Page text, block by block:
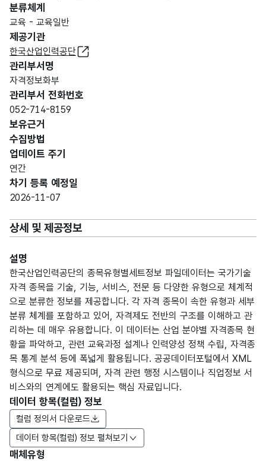
분류체계
교육 - 교육일반
제공기관
한국산업인력공단
관리부서명
자격정보화부
관리부서 전화번호
052-714-8159
보유근거
수집방법
업데이트 주기
연간
차기 등록 예정일
2026-11-07
상세 및 제공정보
설명
한국산업인력공단의 종목유형별세트정보 파일데이터는 국가기술
자격 종목을 기술, 기능, 서비스, 전문 등 다양한 유형으로 체계적
으로 분류한 정보를 제공합니다. 각 자격 종목이 속한 유형과 세부
분류 체계를 포함하고 있어, 자격제도 전반의 구조를 이해하고 관
리하는 데 매우 유용합니다. 이 데이터는 산업 분야별 자격종목 현
황을 파악하고, 관련 교육과정 설계나 인력양성 정책 수립, 자격종
목 통계 분석 등에 폭넓게 활용됩니다. 공공데이터포털에서 XML
형식으로 무료 제공되며, 자격 관련 행정 시스템이나 직업정보 서
비스와의 연계에도 활용되는 핵심 자료입니다.
데이터 항목(컬럼) 정보
데이터 항목(컬럼) 정보 펼쳐보기
컬럼 정의서 다운로드
매체유형